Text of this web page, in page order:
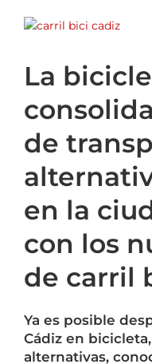
Ver
grande
La
de
en la
con los
de carril
Ya es posible
Cádiz en
alternativas,